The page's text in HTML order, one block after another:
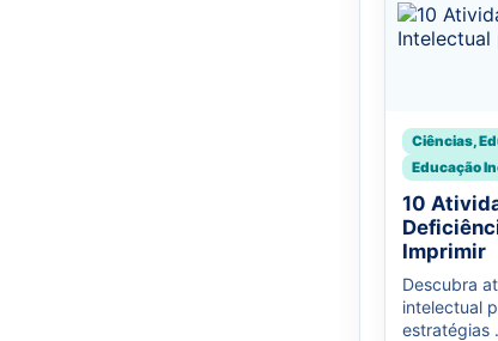
Ciências,
Educação
10
Imprimir
Descubra
intelectual
estratégias